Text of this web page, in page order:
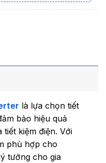
là lựa chọn tiết
bảo hiệu quả
tiết kiệm điện. Với
phù hợp cho
tưởng cho gia